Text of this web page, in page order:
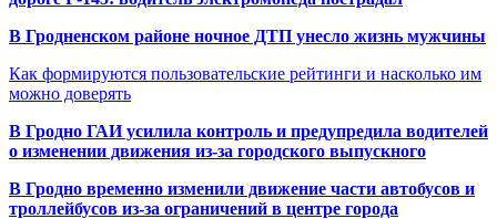
В Гродненском районе ночное ДТП унесло жизнь мужчины
Как формируются пользовательские рейтинги и насколько им
можно доверять
В Гродно ГАИ усилила контроль и предупредила водителей
о изменении движения из-за городского выпускного
В Гродно временно изменили движение части автобусов и
троллейбусов из-за ограничений в центре города